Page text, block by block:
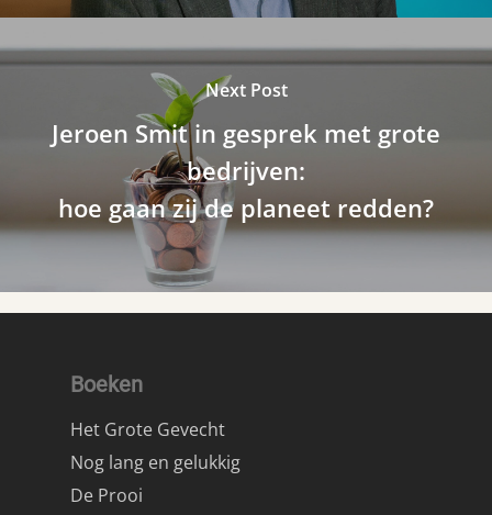
Next Post
Jeroen Smit in gesprek met grote
bedrijven:
hoe gaan zij de planeet redden?
Boeken
Het Grote Gevecht
Nog lang en gelukkig
De Prooi